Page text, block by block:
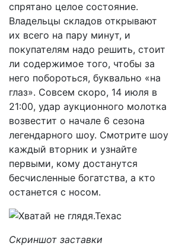
спрятано целое состояние.
Владельцы складов открывают
их всего на пару минут, и
покупателям надо решить, стоит
ли содержимое того, чтобы за
него побороться, буквально «на
глаз». Совсем скоро, 14 июля в
21:00, удар аукционного молотка
возвестит о начале 6 сезона
легендарного шоу. Смотрите шоу
каждый вторник и узнайте
первыми, кому достанутся
бесчисленные богатства, а кто
останется с носом.
Скриншот заставки